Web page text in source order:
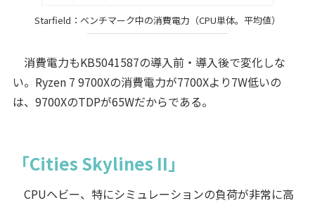
Starfield：ベンチマーク中の消費電力（CPU単体。平均値）
消費電力もKB5041587の導入前・導入後で変化しな
い。Ryzen 7 9700Xの消費電力が7700Xより7W低いの
は、9700XのTDPが65Wだからである。
「Cities Skylines II」
CPUヘビー、特にシミュレーションの負荷が非常に高